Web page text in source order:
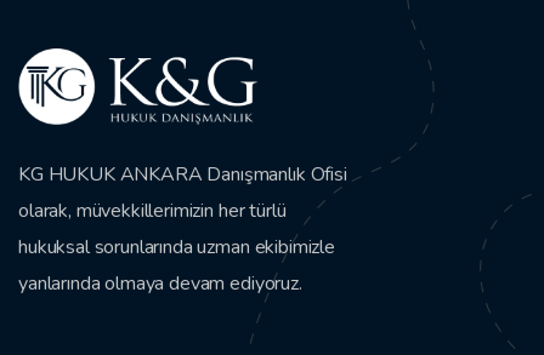
KG HUKUK ANKARA Danışmanlık Ofisi
olarak, müvekkillerimizin her türlü
hukuksal sorunlarında uzman ekibimizle
yanlarında olmaya devam ediyoruz.